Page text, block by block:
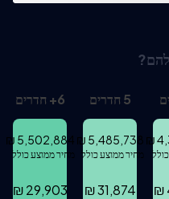
₪
₪
5 חדרים
5,485,738
₪
מחיר ממוצע כולל
31,874
₪
6
+ חדרים
5,502,884
₪
מחיר ממוצע כולל
29,903
₪